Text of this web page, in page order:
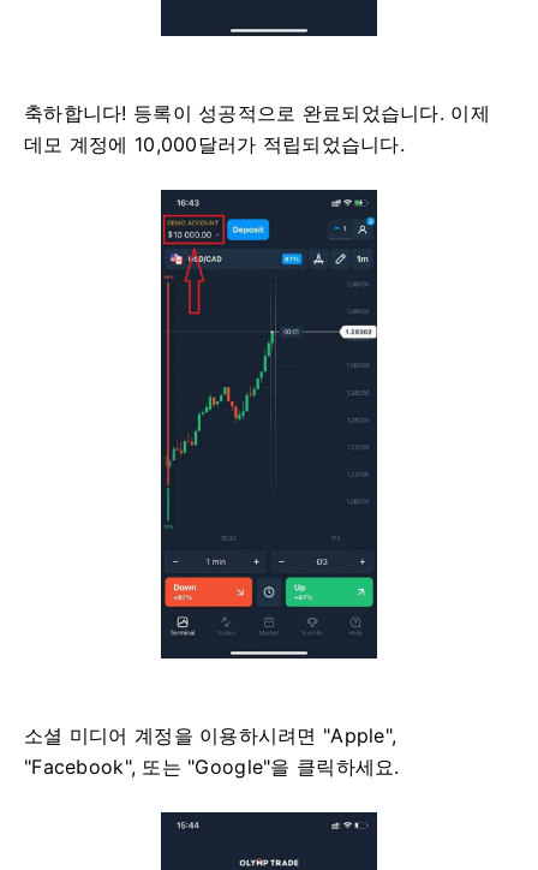
축하합니다! 등록이 성공적으로 완료되었습니다. 이제
데모 계정에 10,000달러가 적립되었습니다.
소셜 미디어 계정을 이용하시려면 "Apple",
"Facebook", 또는 "Google"을 클릭하세요.